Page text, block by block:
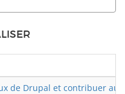
de Drupal et contribuer au